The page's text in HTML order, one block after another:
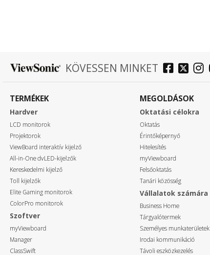
KÖVESSEN MINKET
TERMÉKEK
Hardver
LCD monitorok
Projektorok
ViewBoard interaktív kijelző
All-in-One dvLED-kijelzők
Kereskedelmi kijelző
Toll kijelzők
Elite Gaming monitorok
ColorPro monitorok
Szoftver
myViewboard
Manager
ClassSwift
MEGOLDÁSOK
Oktatási célokra
Oktatás
Érintőképernyő
Hitelesítés
myViewboard
Felsőoktatás
Tanári közösség
Vállalatok számára
Business Home
Tárgyalótermek
Személyes munkaterületek
Irodai kommunikáció
Távoli eszközkezelés